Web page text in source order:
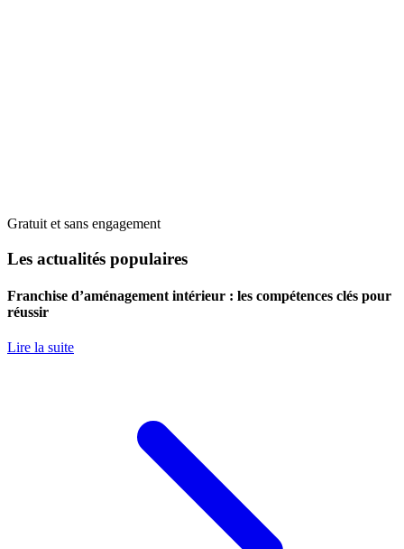
Gratuit et sans engagement
Les actualités populaires
Franchise d’aménagement intérieur : les compétences clés pour
réussir
Lire la suite